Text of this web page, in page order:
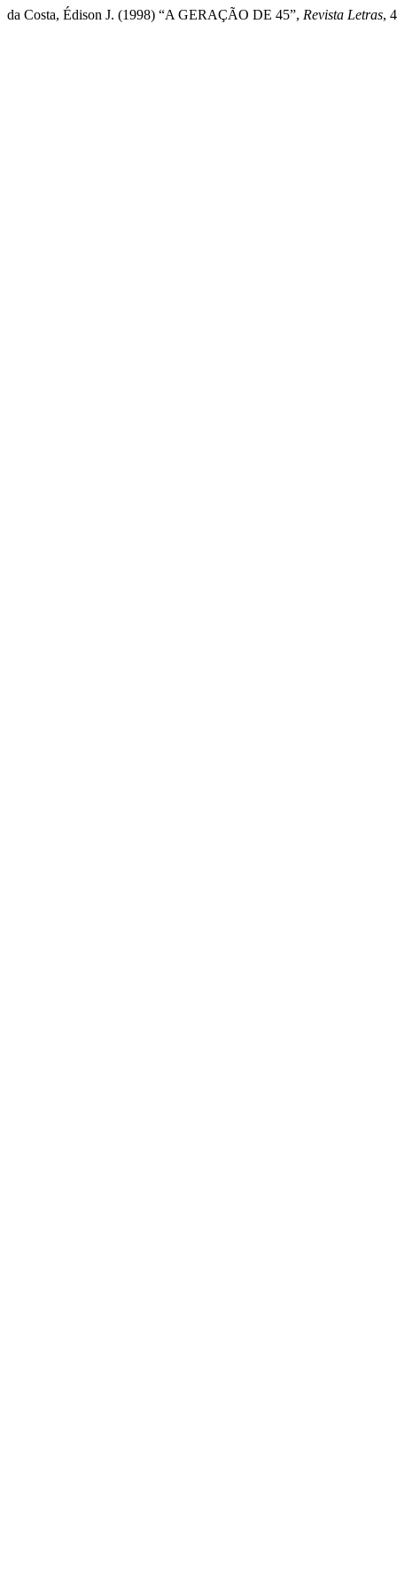
da Costa, Édison J. (1998) “A GERAÇÃO DE 45”, Revista Letras,